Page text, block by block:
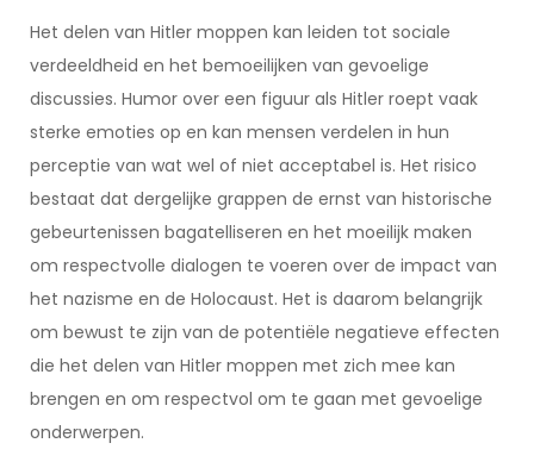
Het delen van Hitler moppen kan leiden tot sociale
verdeeldheid en het bemoeilijken van gevoelige
discussies. Humor over een figuur als Hitler roept vaak
sterke emoties op en kan mensen verdelen in hun
perceptie van wat wel of niet acceptabel is. Het risico
bestaat dat dergelijke grappen de ernst van historische
gebeurtenissen bagatelliseren en het moeilijk maken
om respectvolle dialogen te voeren over de impact van
het nazisme en de Holocaust. Het is daarom belangrijk
om bewust te zijn van de potentiële negatieve effecten
die het delen van Hitler moppen met zich mee kan
brengen en om respectvol om te gaan met gevoelige
onderwerpen.